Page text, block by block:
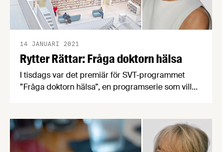
Rytter Rättar: Fråga doktorn hälsa
14 JANUARI 2021
I tisdags var det premiär för SVT-programmet
”Fråga doktorn hälsa”, en programserie som vill
hur kroppen reagerar på det vi stoppar i oss och
vad vi ska vi äta för att må bättre. Elisabet Rytter,
nutritionsansvarig på Livsmedelsföretagen, har